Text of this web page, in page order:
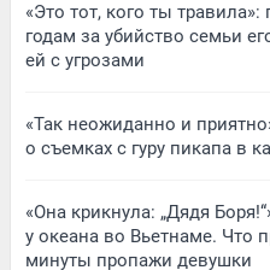
«Это тот, кого ты
годам за убийство семьи
ей с угрозами
«Так неожиданно и
о съемках с гуру пикапа в
«Она крикнула: „Дядя
у океана во Вьетнаме. Что
минуты пропажи девушки